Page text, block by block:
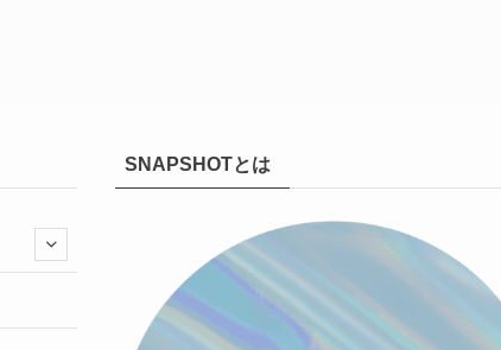
SNAPSHOTとは